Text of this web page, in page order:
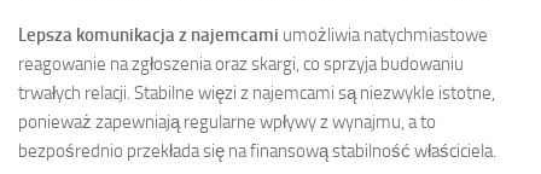
Lepsza komunikacja z najemcami umożliwia natychmiastowe
reagowanie na zgłoszenia oraz skargi, co sprzyja budowaniu
trwałych relacji. Stabilne więzi z najemcami są niezwykle istotne,
ponieważ zapewniają regularne wpływy z wynajmu, a to
bezpośrednio przekłada się na finansową stabilność właściciela.